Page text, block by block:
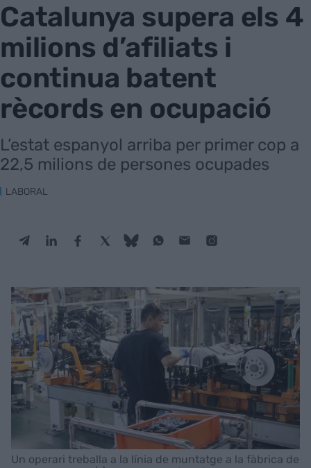
Catalunya supera els 4
milions d’afiliats i
continua batent
rècords en ocupació
L’estat espanyol arriba per primer cop a
22,5 milions de persones ocupades
LABORAL
Un operari treballa a la línia de muntatge a la fàbrica de